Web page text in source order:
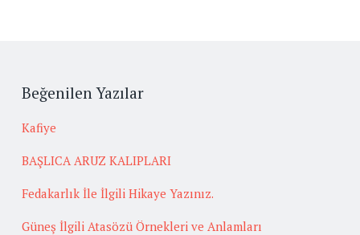
Beğenilen Yazılar
Kafiye
BAŞLICA ARUZ KALIPLARI
Fedakarlık İle İlgili Hikaye Yazınız.
Güneş İlgili Atasözü Örnekleri ve Anlamları